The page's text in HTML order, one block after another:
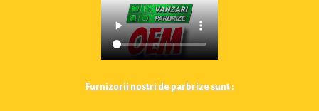
Furnizorii nostri de parbrize sunt :